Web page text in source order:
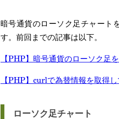
暗号通貨のローソク足チャート
す。前回までの記事は以下。
【PHP】暗号通貨のローソク足
【PHP】curlで為替情報を取得
ローソク足チャート